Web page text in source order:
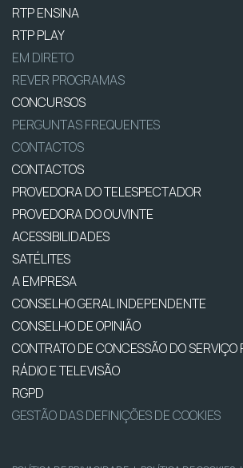
RTP ENSINA
RTP PLAY
EM DIRETO
REVER PROGRAMAS
CONCURSOS
PERGUNTAS FREQUENTES
CONTACTOS
CONTACTOS
PROVEDORA DO TELESPECTADOR
PROVEDORA DO OUVINTE
ACESSIBILIDADES
SATÉLITES
A EMPRESA
CONSELHO GERAL INDEPENDENTE
CONSELHO DE OPINIÃO
CONTRATO DE CONCESSÃO DO SERVIÇO
RÁDIO E TELEVISÃO
RGPD
GESTÃO DAS DEFINIÇÕES DE COOKIES